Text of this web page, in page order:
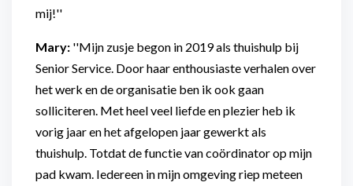
mij!''
Mary: ''Mijn zusje begon in 2019 als thuishulp bij
Senior Service. Door haar enthousiaste verhalen over
het werk en de organisatie ben ik ook gaan
solliciteren. Met heel veel liefde en plezier heb ik
vorig jaar en het afgelopen jaar gewerkt als
thuishulp. Totdat de functie van coördinator op mijn
pad kwam. Iedereen in mijn omgeving riep meteen